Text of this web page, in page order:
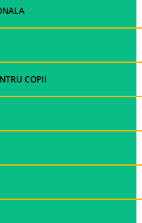
COPII